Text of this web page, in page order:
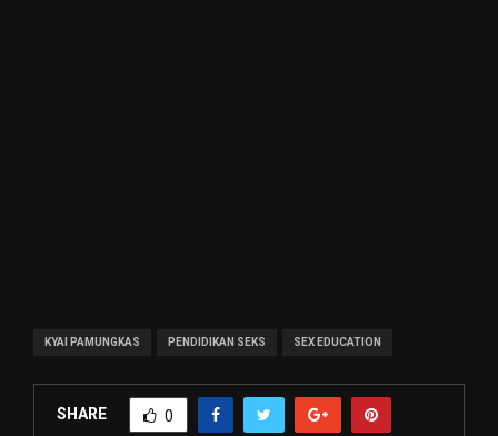
KYAI PAMUNGKAS PENDIDIKAN SEKS SEX EDUCATION
SHARE 0